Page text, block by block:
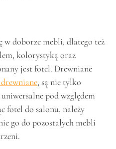
w doborze mebli, dlatego też
kolorystyką oraz
jest fotel. Drewniane
, są nie tylko
pod względem
fotel do salonu, należy
go do pozostałych mebli